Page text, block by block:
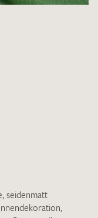
angegebenen Daten
genutzt werden.
zur Kenntnis
, seidenmatt
,